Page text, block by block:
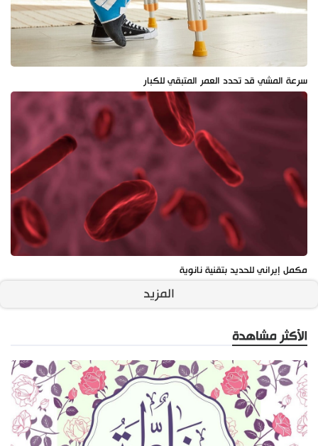
سرعة المشي قد تحدد العمر المتبقي للكبار
مكمل إيراني للحديد بتقنية نانوية
المزيد
الأكثر مشاهدة